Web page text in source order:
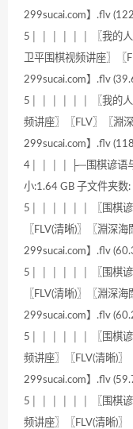
299sucai.com】.flv
5│ │ │ │ │ │ 〖我的人
卫平围棋视频讲座〗〖
299sucai.com】.flv
5│ │ │ │ │ │ 〖我的人
频讲座〗〖FLV〗〖淵
299sucai.com】.flv
4│ │ │ │ ├─围棋谚语
小:1.64 GB 子文件夹数:
5│ │ │ │ │ │ 〖围棋谚
〖FLV(清晰)〗〖淵深
299sucai.com】.flv
5│ │ │ │ │ │ 〖围棋谚
〖FLV(清晰)〗〖淵深
299sucai.com】.flv
5│ │ │ │ │ │ 〖围棋谚
频讲座〗〖FLV(清晰)
299sucai.com】.flv
5│ │ │ │ │ │ 〖围棋谚
频讲座〗〖FLV(清晰)